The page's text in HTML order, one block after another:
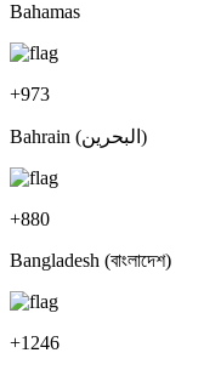
Bahamas
+973
Bahrain (‫البحرين‬‎)
+880
Bangladesh (বাংলাদেশ)
+1246